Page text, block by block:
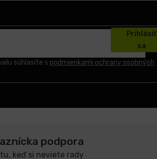
súhlasíte s podmienkami ochrany osobných
Prihlásiť
sa
podpora
keď si neviete rady